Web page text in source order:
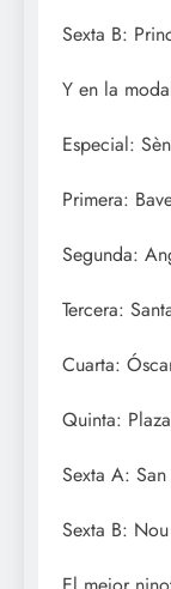
Sexta B:
Y en la
Especial:
Primera:
Segunda:
Tercera:
Cuarta:
Quinta:
Sexta A:
Sexta B: